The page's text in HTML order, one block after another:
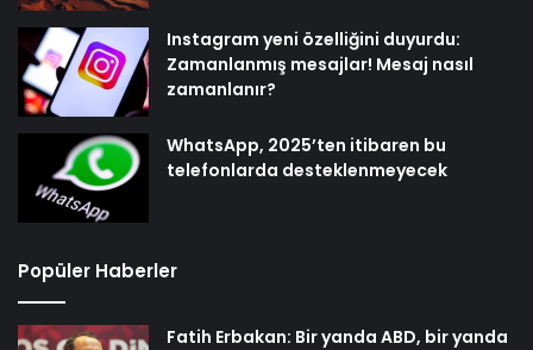
Instagram yeni özelliğini duyurdu:
Zamanlanmış mesajlar! Mesaj nasıl
zamanlanır?
WhatsApp, 2025’ten itibaren bu
telefonlarda desteklenmeyecek
Popüler Haberler
Fatih Erbakan: Bir yanda ABD, bir yanda